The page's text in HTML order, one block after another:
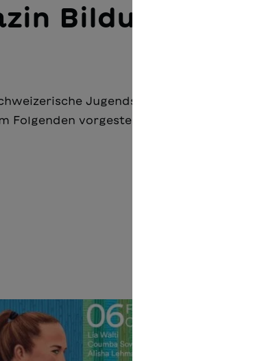
Bildung
Jugendschriftenwerk SJW hat
Folgenden vorgestellt.